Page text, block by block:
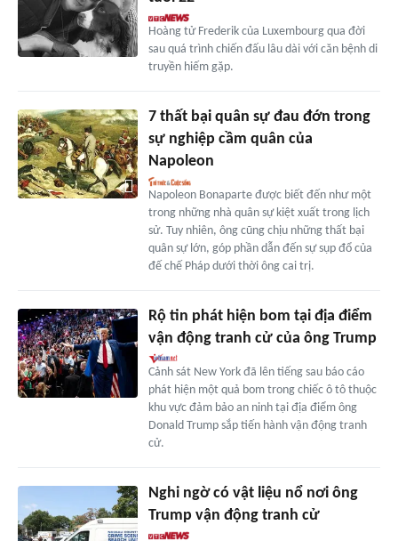
Hoàng tử Frederik của Luxembourg qua đời
sau quá trình chiến đấu lâu dài với căn bệnh di
truyền hiếm gặp.
7 thất bại quân sự đau đớn trong
sự nghiệp cầm quân của
Napoleon
Napoleon Bonaparte được biết đến như một
trong những nhà quân sự kiệt xuất trong lịch
sử. Tuy nhiên, ông cũng chịu những thất bại
quân sự lớn, góp phần dẫn đến sự sụp đổ của
đế chế Pháp dưới thời ông cai trị.
Rộ tin phát hiện bom tại địa điểm
vận động tranh cử của ông Trump
Cảnh sát New York đã lên tiếng sau báo cáo
phát hiện một quả bom trong chiếc ô tô thuộc
khu vực đảm bảo an ninh tại địa điểm ông
Donald Trump sắp tiến hành vận động tranh
cử.
Nghi ngờ có vật liệu nổ nơi ông
Trump vận động tranh cử